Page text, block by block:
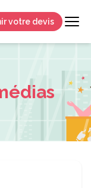
votre devis